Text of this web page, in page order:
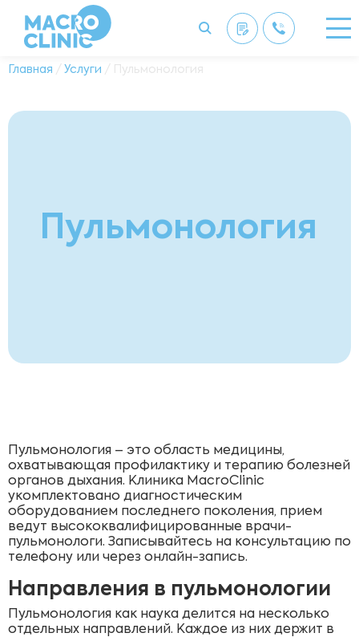
Главная / Услуги / Пульмонология
Пульмонология
Пульмонология – это область медицины,
охватывающая профилактику и терапию болезней
органов дыхания. Клиника MacroClinic
укомплектовано диагностическим
оборудованием последнего поколения, прием
ведут высококвалифицированные врачи-
пульмонологи. Записывайтесь на консультацию по
телефону или через онлайн-запись.
Направления в пульмонологии
Пульмонология как наука делится на несколько
отдельных направлений. Каждое из них держит в